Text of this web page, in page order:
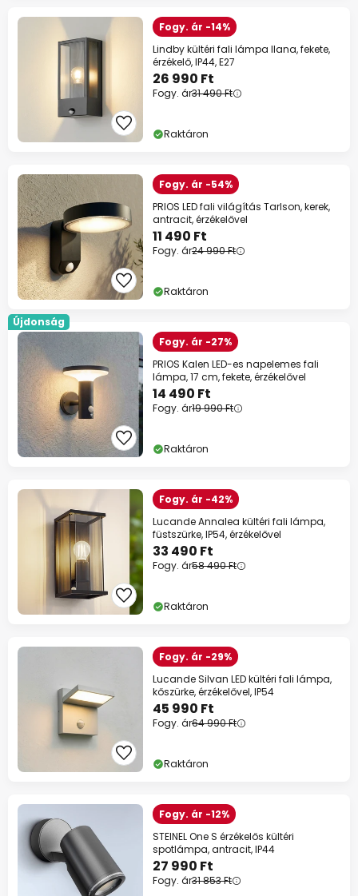
Fogy. ár -14%
Lindby kültéri fali lámpa Ilana, fekete,
érzékelő, IP44, E27
26 990 Ft
Fogy. ár31 490 Ft
Raktáron
Fogy. ár -54%
PRIOS LED fali világítás Tarlson, kerek,
antracit, érzékelővel
11 490 Ft
Fogy. ár24 990 Ft
Raktáron
Újdonság
Fogy. ár -27%
PRIOS Kalen LED-es napelemes fali
lámpa, 17 cm, fekete, érzékelővel
14 490 Ft
Fogy. ár19 990 Ft
Raktáron
Fogy. ár -42%
Lucande Annalea kültéri fali lámpa,
füstszürke, IP54, érzékelővel
33 490 Ft
Fogy. ár58 490 Ft
Raktáron
Fogy. ár -29%
Lucande Silvan LED kültéri fali lámpa,
kőszürke, érzékelővel, IP54
45 990 Ft
Fogy. ár64 990 Ft
Raktáron
Fogy. ár -12%
STEINEL One S érzékelős kültéri
spotlámpa, antracit, IP44
27 990 Ft
Fogy. ár31 853 Ft